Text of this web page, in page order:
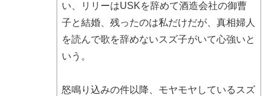
い、リリーはUSKを辞めて酒造会社の御曹
子と結婚、残ったのは私だけだが、真相婦人
を読んで歌を辞めないスズ子がいて心強いと
いう。
怒鳴り込みの件以降、モヤモヤしているスズ